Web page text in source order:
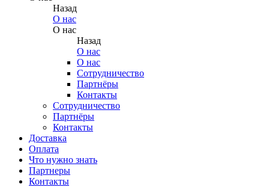
Назад
О нас
О нас
Назад
О нас
О нас
Сотрудничество
Партнёры
Контакты
Сотрудничество
Партнёры
Контакты
Доставка
Оплата
Что нужно знать
Партнеры
Контакты